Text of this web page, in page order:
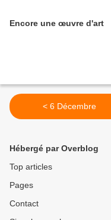
Encore une œuvre d'art
< 6 Décembre
Hébergé par Overblog
Top articles
Pages
Contact